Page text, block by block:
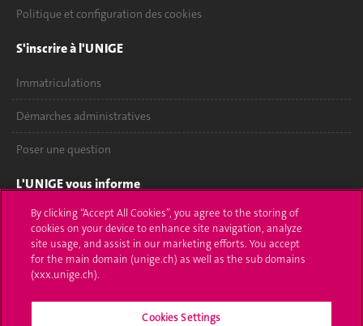
Politique et configuration des cookies
S'inscrire à l'UNIGE
Immatriculations
Démarches administratives
Poser une question
L'UNIGE vous informe
UNIGE Mobile
Médias
Offres d'emploi
By clicking “Accept All Cookies”, you agree to the storing of
cookies on your device to enhance site navigation, analyze
site usage, and assist in our marketing efforts. You accept
for the main domain (unige.ch) as well as the sub domains
(xxx.unige.ch).
Cookies Settings